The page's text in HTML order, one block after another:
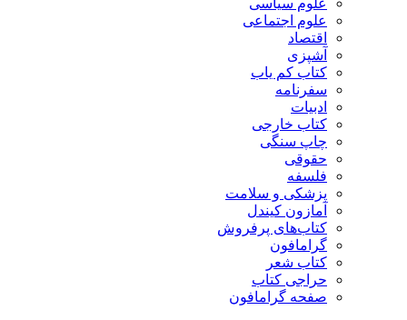
علوم سیاسی
علوم اجتماعی
اقتصاد
آشپزی
کتاب کم یاب
سفرنامه
ادبیات
کتاب خارجی
چاپ سنگی
حقوقی
فلسفه
پزشکی و سلامت
آمازون کیندل
کتاب‌های پرفروش
گرامافون
کتاب شعر
حراجی کتاب
صفحه گرامافون